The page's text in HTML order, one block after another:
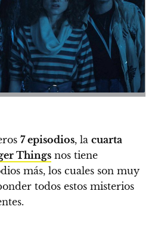
7 episodios, la cuarta
Things nos tiene
más, los cuales son muy
todos estos misterios